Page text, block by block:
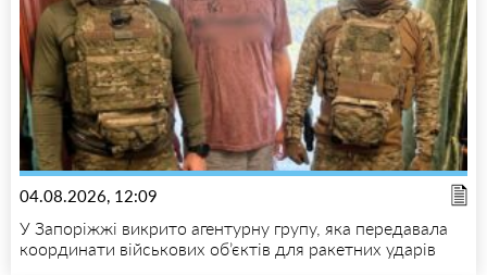
04.08.2026, 12:09
У Запоріжжі викрито агентурну групу, яка передавала
координати військових об’єктів для ракетних ударів